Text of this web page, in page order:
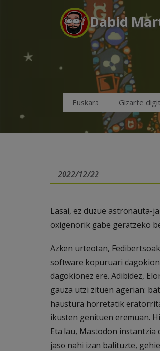
Dabid
Euskara Gizarte
2022/12/22
Lasai, ez duzue astronauta-
oxigenorik gabe geratzeko
Azken urteotan,
software kopuruari
dagokionez ere. Adibidez,
gauza utzi zituen agerian:
haustura horretatik
ikusten genituen eremuan.
Eta lau, Mastodon
jaso nahi izan balituzte,